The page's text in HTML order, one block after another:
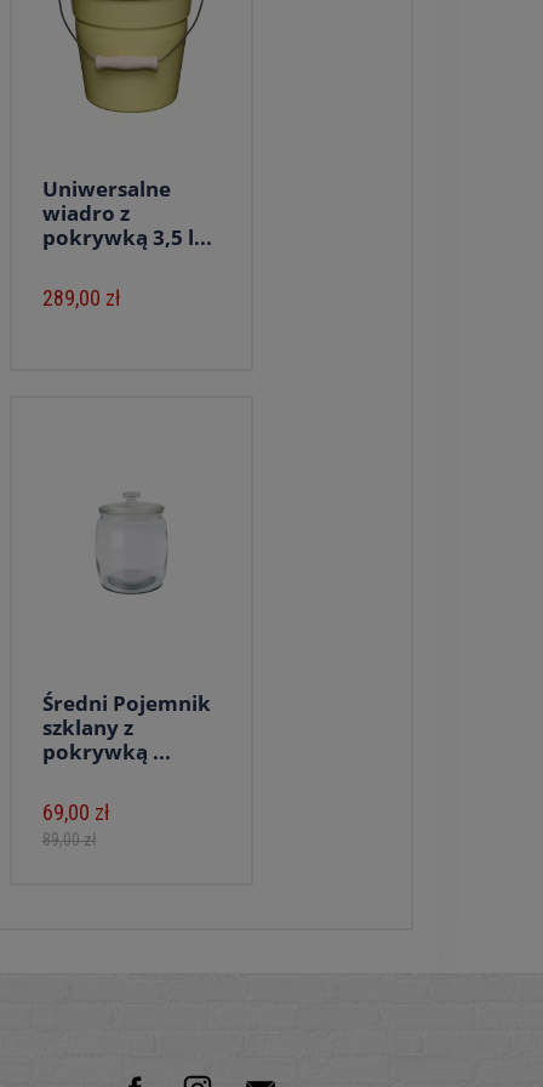
Uniwersalne
wiadro z
pokrywką 3,5 l...
289,00 zł
Średni Pojemnik
szklany z
pokrywką ...
69,00 zł
89,00 zł